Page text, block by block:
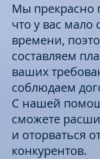
Мы прекрасно
что у вас мало
времени,
составляем
ваших
соблюдаем
С нашей
сможете
и оторваться
конкурентов.